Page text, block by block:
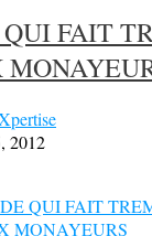
FAIT
2012